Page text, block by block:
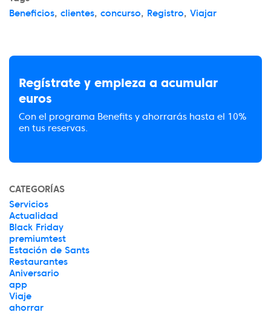
Beneficios, clientes, concurso, Registro, Viajar
Regístrate y empieza a acumular
euros
Con el programa Benefits y ahorrarás hasta el 10%
en tus reservas.
CATEGORÍAS
Servicios
Actualidad
Black Friday
premiumtest
Estación de Sants
Restaurantes
Aniversario
app
Viaje
ahorrar